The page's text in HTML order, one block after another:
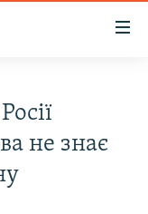
не знає